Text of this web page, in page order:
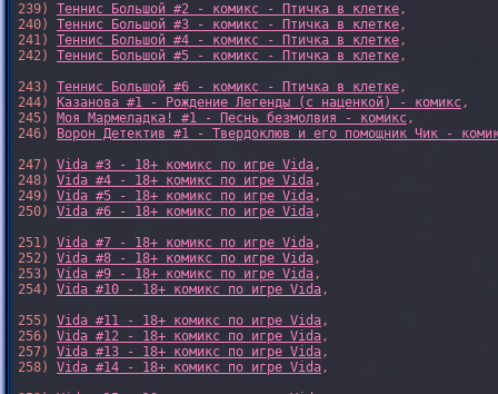
239) Теннис Большой #2 - комикс - Птичка в клетке,
240) Теннис Большой #3 - комикс - Птичка в клетке,
241) Теннис Большой #4 - комикс - Птичка в клетке,
242) Теннис Большой #5 - комикс - Птичка в клетке,
243) Теннис Большой #6 - комикс - Птичка в клетке,
244)
Казанова #1 - Рождение Легенды (с наценкой) - комикс,
245) Моя Мармеладка! #1 - Песнь безмолвия - комикс,
246)
Ворон Детектив #1 - Твердоклюв и его помощник Чик -
247) Vida #3 - 18+ комикс по игре Vida,
248) Vida #4 - 18+ комикс по игре Vida,
249) Vida #5 - 18+ комикс по игре Vida,
250) Vida #6 - 18+ комикс по игре Vida,
251) Vida #7 - 18+ комикс по игре Vida,
252) Vida #8 - 18+ комикс по игре Vida,
253) Vida #9 - 18+ комикс по игре Vida,
254) Vida #10 - 18+ комикс по игре Vida,
255) Vida #11 - 18+ комикс по игре Vida,
256) Vida #12 - 18+ комикс по игре Vida,
257) Vida #13 - 18+ комикс по игре Vida,
258) Vida #14 - 18+ комикс по игре Vida,